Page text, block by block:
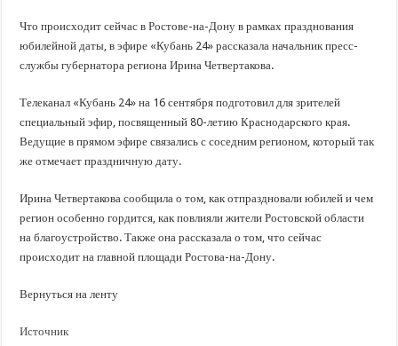
Важные правила обращения в вашу страховую компанию
В городах и районах Кубани отметили День России
Что происходит сейчас в Ростове-на-Дону в рамках празднования
юбилейной даты, в эфире «Кубань 24» рассказала начальник пресс-
службы губернатора региона Ирина Четвертакова.
Телеканал «Кубань 24» на 16 сентября подготовил для зрителей
специальный эфир, посвященный 80-летию Краснодарского края.
Ведущие в прямом эфире связались с соседним регионом, который так
же отмечает праздничную дату.
Ирина Четвертакова сообщила о том, как отпраздновали юбилей и чем
регион особенно гордится, как повлияли жители Ростовской области
на благоустройство. Также она рассказала о том, что сейчас
происходит на главной площади Ростова-на-Дону.
Вернуться на ленту
Источник